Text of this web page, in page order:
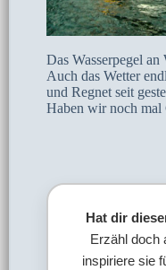
Das Wasserpegel
Auch das Wetter
und Regnet seit
Haben wir noch mal
Hat dir
Erzähl doch
inspiriere sie